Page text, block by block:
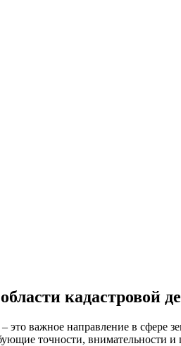
кадастровой
важное направление в сфере
точности, внимательности и